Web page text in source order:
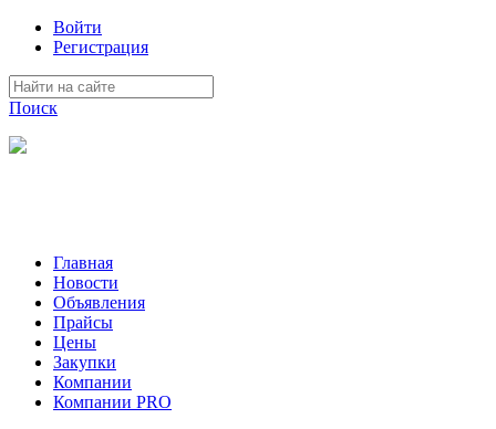
Войти
Регистрация
Поиск
Главная
Новости
Объявления
Прайсы
Цены
Закупки
Компании
Компании PRO